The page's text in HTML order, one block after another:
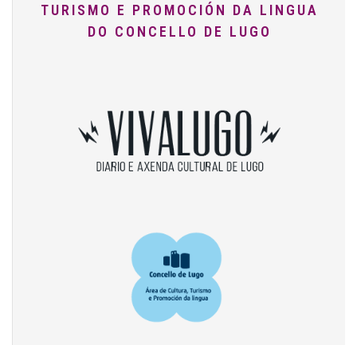
TURISMO E PROMOCIÓN DA LINGUA
DO CONCELLO DE LUGO